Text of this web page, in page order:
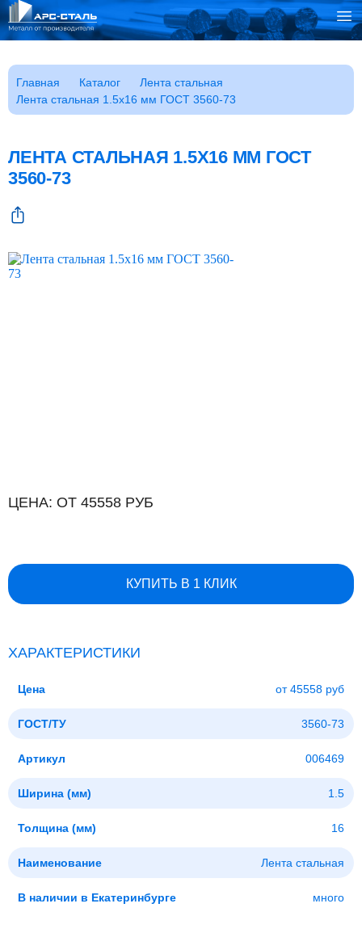
Каталог
Клиентам
ГОСТы
Сертификаты
О компании
Реквизиты
Главная Каталог
Лента стальная
Лента стальная 1.5x16 мм ГОСТ 3560-73
ЛЕНТА СТАЛЬНАЯ 1.5X16 ММ ГОСТ
3560-73
ЦЕНА: ОТ 45558 РУБ
КУПИТЬ В 1 КЛИК
ХАРАКТЕРИСТИКИ
Цена от 45558 руб
ГОСТ/ТУ 3560-73
Артикул 006469
Ширина (мм) 1.5
Толщина (мм) 16
Наименование Лента стальная
В наличии в Екатеринбурге много